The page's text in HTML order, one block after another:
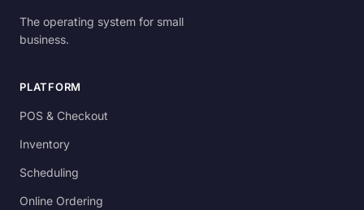
The operating system for small
business.
PLATFORM
POS & Checkout
Inventory
Scheduling
Online Ordering